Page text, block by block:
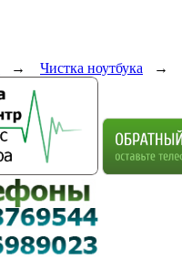
→ Чистка ноутбука →